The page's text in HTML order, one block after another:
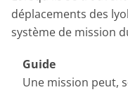
déplacements des
système de mission
Guide
Une mission peut,